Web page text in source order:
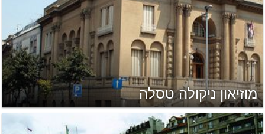
מוזיאון ניקולה טסלה